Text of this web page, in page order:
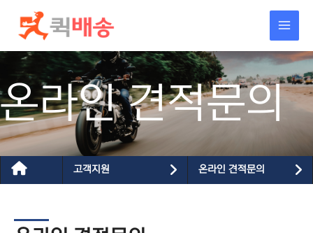
건너뛰기
온라인 견적문의
고객지원 온라인 견적문의